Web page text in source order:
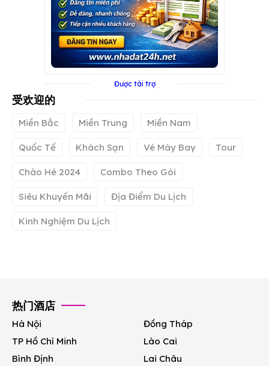
Được tài trợ
受欢迎的
Miền Bắc Miền Trung Miền Nam
Quốc Tế Khách Sạn Vé Máy Bay Tour
Chào Hè 2024 Combo Theo Gói
Siêu Khuyến Mãi Địa Điểm Du Lịch
Kinh Nghiệm Du Lịch
热门酒店
Hà Nội
TP Hồ Chí Minh
Bình Định
Đồng Tháp
Lào Cai
Lai Châu